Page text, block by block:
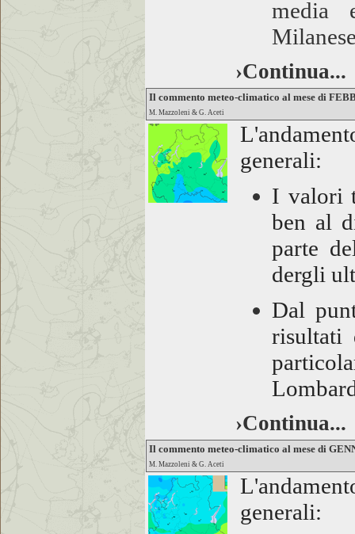
media
›Continua...
Il commento meteo-climatico al mese di
M. Mazzoleni & G. Aceti
generali:
I valori
ben al
parte
dergli
Dal
risultati
›Continua...
Il commento meteo-climatico al mese di
M. Mazzoleni & G. Aceti
generali: